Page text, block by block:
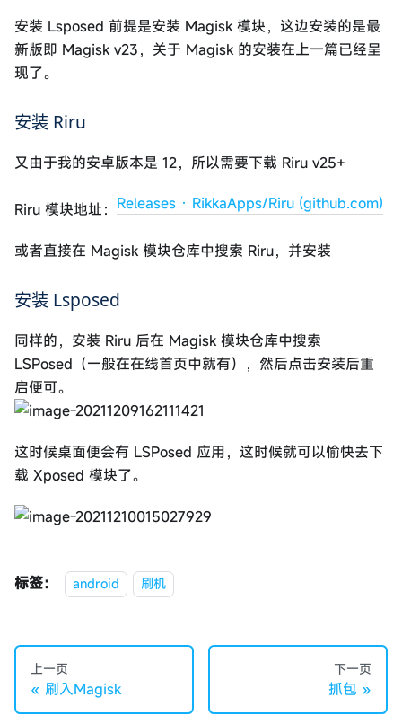
安装 Lsposed 前提是安装 Magisk 模块，这边安装的是最
新版即 Magisk v23，关于 Magisk 的安装在上一篇已经呈
现了。
安装 Riru
又由于我的安卓版本是 12，所以需要下载 Riru v25+
Riru 模块地址： Releases · RikkaApps/Riru (github.com)
或者直接在 Magisk 模块仓库中搜索 Riru，并安装
安装 Lsposed
同样的，安装 Riru 后在 Magisk 模块仓库中搜索
LSPosed（一般在在线首页中就有），然后点击安装后重
启便可。
这时候桌面便会有 LSPosed 应用，这时候就可以愉快去下
载 Xposed 模块了。
标签： android 刷机
上一页
刷入Magisk
下一页
抓包